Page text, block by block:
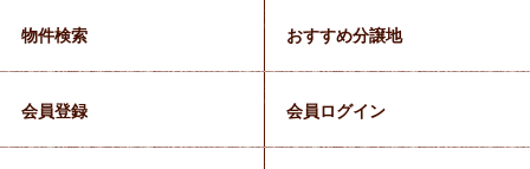
物件検索 おすすめ分譲地
会員登録 会員ログイン